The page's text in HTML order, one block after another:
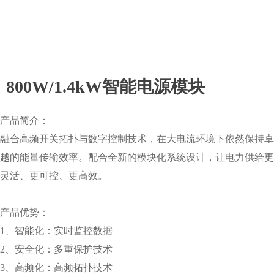
800W/1.4kW智能电源模块
产品简介：
融合高频开关拓扑与数字控制技术，在大电流环境下依然保持卓
越的能量传输效率。配合全新的模块化系统设计，让电力供给更
灵活、更可控、更高效。
产品优势：
1、智能化：实时监控数据
2、安全化：多重保护技术
3、高频化：高频拓扑技术